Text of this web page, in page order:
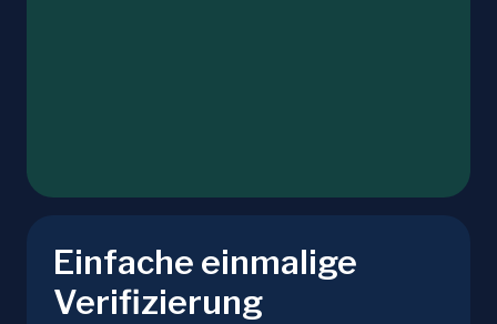
Einfache einmalige
Verifizierung